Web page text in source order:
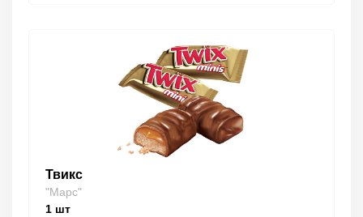
Твикс
"Марс"
1 шт